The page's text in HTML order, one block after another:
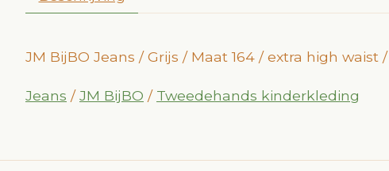
JM BijBO Jeans / Grijs / Maat 164 / extra high waist
Jeans /JM BijBO / Tweedehands kinderkleding